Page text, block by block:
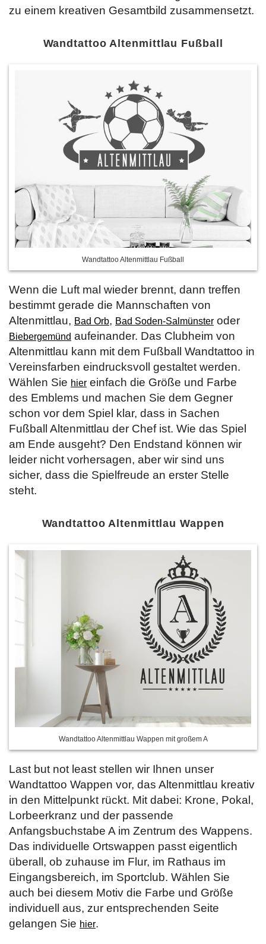
zu einem kreativen Gesamtbild zusammensetzt.
Wandtattoo Altenmittlau Fußball
Wandtattoo Altenmittlau Fußball
Wenn die Luft mal wieder brennt, dann treffen
bestimmt gerade die Mannschaften von
Altenmittlau, Bad Orb, Bad Soden-Salmünster oder
Biebergemünd aufeinander. Das Clubheim von
Altenmittlau kann mit dem Fußball Wandtattoo in
Vereinsfarben eindrucksvoll gestaltet werden.
Wählen Sie hier einfach die Größe und Farbe
des Emblems und machen Sie dem Gegner
schon vor dem Spiel klar, dass in Sachen
Fußball Altenmittlau der Chef ist. Wie das Spiel
am Ende ausgeht? Den Endstand können wir
leider nicht vorhersagen, aber wir sind uns
sicher, dass die Spielfreude an erster Stelle
steht.
Wandtattoo Altenmittlau Wappen
Wandtattoo Altenmittlau Wappen mit großem A
Last but not least stellen wir Ihnen unser
Wandtattoo Wappen vor, das Altenmittlau kreativ
in den Mittelpunkt rückt. Mit dabei: Krone, Pokal,
Lorbeerkranz und der passende
Anfangsbuchstabe A im Zentrum des Wappens.
Das individuelle Ortswappen passt eigentlich
überall, ob zuhause im Flur, im Rathaus im
Eingangsbereich, im Sportclub. Wählen Sie
auch bei diesem Motiv die Farbe und Größe
individuell aus, zur entsprechenden Seite
gelangen Sie hier.